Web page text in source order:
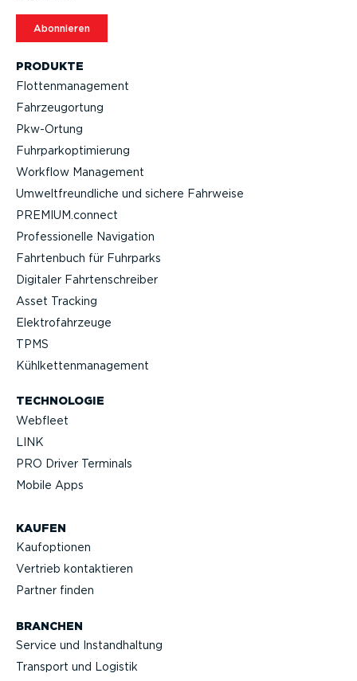
PRODUKTE
Flotten­ma­nagement
Fahrzeu­g­ortung
Pkw-Ortung
Fuhrpar­k­op­ti­mierung
Workflow Management
Umwelt­freund­liche und sichere Fahrweise
PREMIUM.connect
Profes­sio­nelle Navigation
Fahrtenbuch für Fuhrparks
Digitaler Fahrten­schreiber
Asset Tracking
Elektro­fahr­zeuge
TPMS
Kühlket­ten­ma­nagement
TECHNOLOGIE
Webfleet
LINK
PRO Driver Terminals
Mobile Apps
KAUFEN
Kaufop­tionen
Vertrieb kontak­tieren
Partner finden
BRANCHEN
Service und Instand­haltung
Transport und Logistik
Abonnieren